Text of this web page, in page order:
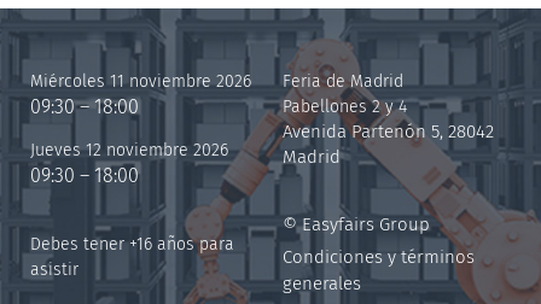
Miércoles 11 noviembre 2026
09:30 – 18:00
Jueves 12 noviembre 2026
09:30 – 18:00
Debes tener +16 años para
asistir
Feria de Madrid
Pabellones 2 y 4
Avenida Partenón 5, 28042
Madrid
© Easyfairs Group
Condiciones y términos
generales